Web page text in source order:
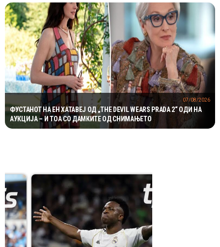
ФУСТАНОТ НА ЕН ХАТАВЕЈ ОД „THE DEVIL WEARS PRADA 2“ ОДИ НА
АУКЦИЈА – И ТОА СО ДАМКИТЕ ОД СНИМАЊЕТО
07/08/2026